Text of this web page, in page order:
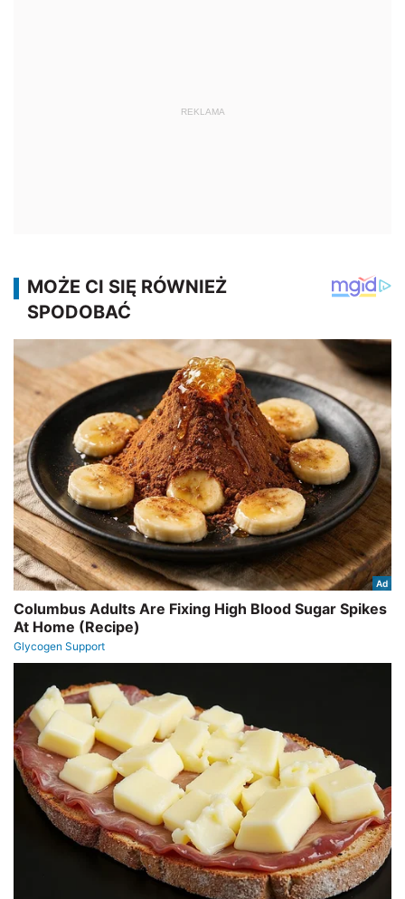
REKLAMA